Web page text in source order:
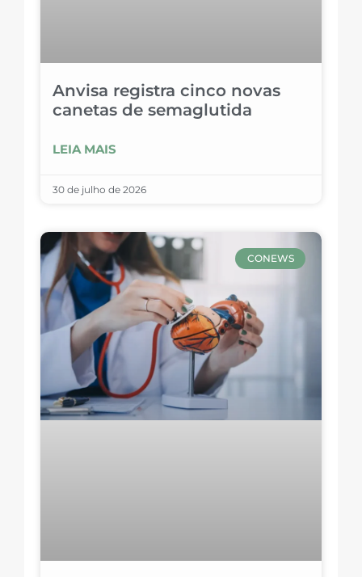
Anvisa registra cinco novas
canetas de semaglutida
LEIA MAIS
30 de julho de 2026
CONEWS